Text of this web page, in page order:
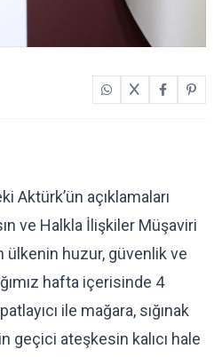
Aktürk’ün açıklamaları
ve Halkla İlişkiler Müşaviri
ülkenin huzur, güvenlik ve
hafta içerisinde 4
ile mağara, sığınak
geçici ateşkesin kalıcı hale